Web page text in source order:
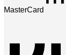
MasterCard